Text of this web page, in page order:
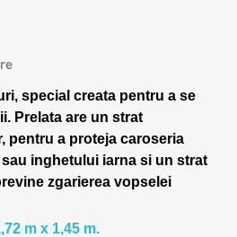
special creata pentru a se
Prelata are un strat
pentru a proteja caroseria
inghetului iarna si un strat
zgarierea vopselei
m x 1,45 m.